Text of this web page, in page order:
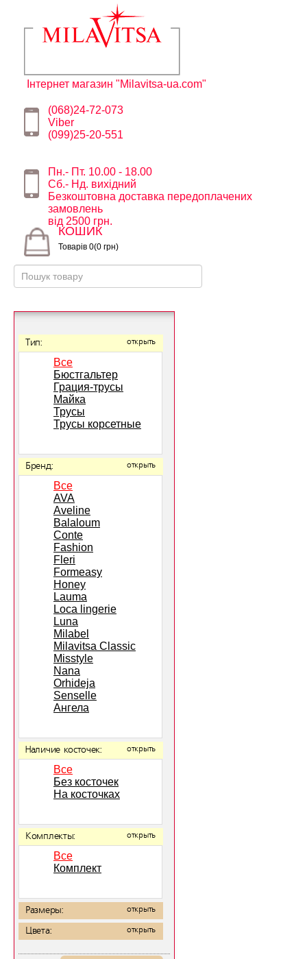
Інтернет магазин "Milavitsa-ua.com"
(068)24-72-073
Viber
(099)25-20-551
Пн.- Пт. 10.00 - 18.00
Сб.- Нд. вихідний
Безкоштовна доставка передоплачених
замовлень
від 2500 грн.
КОШИК
Товарів 0(0 грн)
Тип: открыть
Все
Бюстгальтер
Грация-трусы
Майка
Трусы
Трусы корсетные
Бренд: открыть
Все
AVA
Aveline
Balaloum
Conte
Fashion
Fleri
Formeasy
Honey
Lauma
Loca lingerie
Luna
Milabel
Milavitsa Classic
Misstyle
Nana
Orhideja
Senselle
Ангела
Наличие косточек: открыть
Все
Без косточек
На косточках
Комплекты: открыть
Все
Комплект
Размеры: открыть
Цвета: открыть